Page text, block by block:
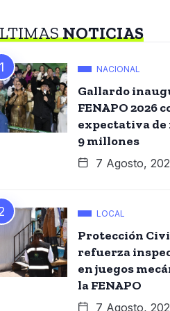
NOTICIAS
NACIONAL
Gallardo
FENAPO 2026
expectativa de
9 millones
7 Agosto,
LOCAL
Protección
refuerza
en juegos
la FENAPO
7 Agosto,